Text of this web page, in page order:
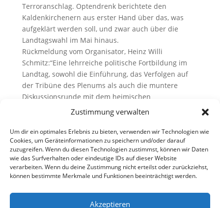
Zustimmung verwalten
Um dir ein optimales Erlebnis zu bieten, verwenden wir Technologien wie
Cookies, um Geräteinformationen zu speichern und/oder darauf
zuzugreifen. Wenn du diesen Technologien zustimmst, können wir Daten
wie das Surfverhalten oder eindeutige IDs auf dieser Website
verarbeiten. Wenn du deine Zustimmung nicht erteilst oder zurückziehst,
können bestimmte Merkmale und Funktionen beeinträchtigt werden.
Akzeptieren
Terroranschlag. Optendrenk berichtete den
Kaldenkirchenern aus erster Hand über das, was
aufgeklärt werden soll, und zwar auch über die
Landtagswahl im Mai hinaus.
Rückmeldung vom Organisator, Heinz Willi
Schmitz:“Eine lehrreiche politische Fortbildung im
Landtag, sowohl die Einführung, das Verfolgen auf
der Tribüne des Plenums als auch die muntere
Diskussionsrunde mit dem heimischen
Abgeordneten, Dr. Marcus Optendrenk.“ Gut
möglich, dass nach der Landtagswahl wieder eine
Gruppe des Bürgervereins den Landtag besucht.